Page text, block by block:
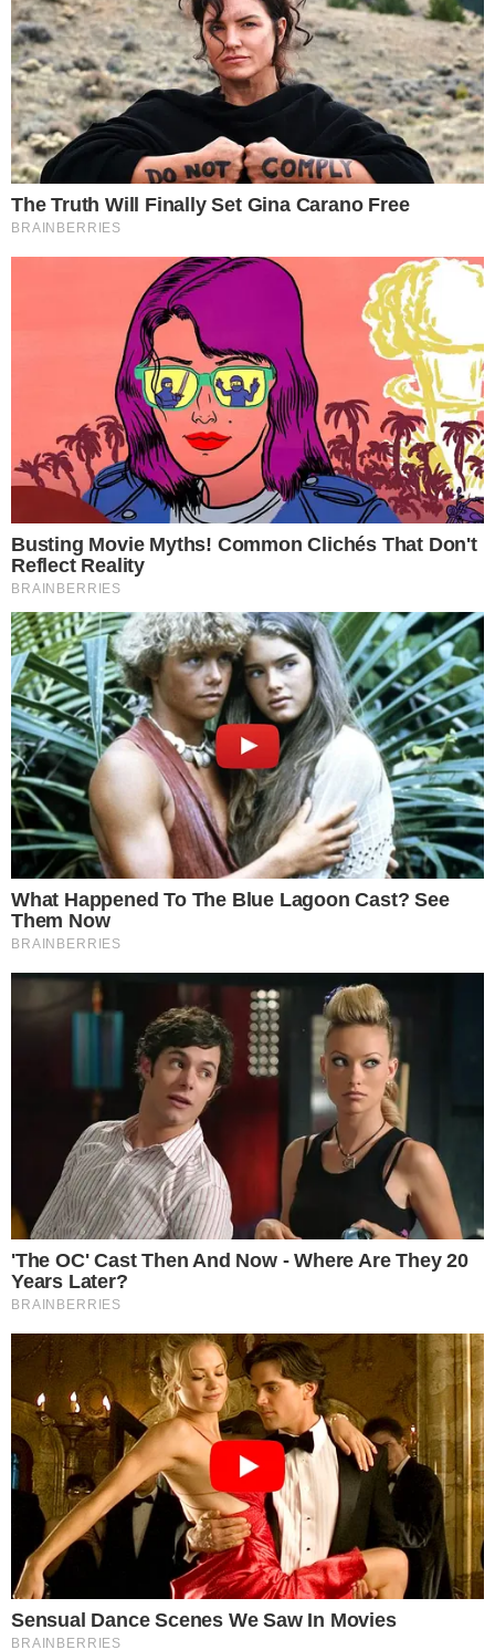
4 ชาร์จโทรศัพท์ไม่ต้องปิดเครื่อง
ก่อนหน้านี้มีความเชื่อกันว่าควรจะปิดโทรศัพท์ในตอนที่ชาร์จ แต่
เปิดเครื่องและชาร์จไฟได้
โดยไม่จำเป็นต้องปิดเครื่องเลย แต่ก็ไม่ควรที่จะชาร์จไปเล่นไปด้วย
เพราะความร้อนในตอนที่ชาร์จอาจทำให้เครื่องร้อนมากและทำให้มือ
ถือของเราเสื่อมเร็ว
5 การเล่นมือถือขณะชาร์จแบต
อ ย่ างที่เห็นเป็นข่าวกันบ่อยๆคือโทรศัพท์มือถือระ เ บิ ดขณะทำการ
ชาร์จไฟและก็มีหลายรายที่กำลังเล่นอยู่ทำให้ได้รับ บ า ดเ จ็ บรุ น
แ ร งกันหลายคน การเล่นมือถือตอนชาร์จไฟอยู่อาจทำให้เกิดการ ร
ะ เ บิ ดได้จากความร้อนที่สะสม
ทางที่ดีจึงควรชาร์จไฟให้เรียบร้อยก่อนและถ้าจะใช้โทรศัพท์ก็ควร
ถอดออกจากที่ชาร์จเสียก่อน จึงจะ ป ล อ ด ภั ยกับตัวเราและทำให้
โทรศัพท์ของเราไม่พังง่ายด้วย